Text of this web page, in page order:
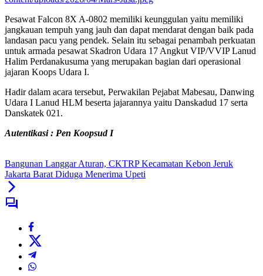
Pesawat Falcon 8X A-0802 memiliki keunggulan yaitu memiliki
jangkauan tempuh yang jauh dan dapat mendarat dengan baik pada
landasan pacu yang pendek. Selain itu sebagai penambah perkuatan
untuk armada pesawat Skadron Udara 17 Angkut VIP/VVIP Lanud
Halim Perdanakusuma yang merupakan bagian dari operasional
jajaran Koops Udara I.
Hadir dalam acara tersebut, Perwakilan Pejabat Mabesau, Danwing
Udara I Lanud HLM beserta jajarannya yaitu Danskadud 17 serta
Danskatek 021.
Autentikasi : Pen Koopsud I
Bangunan Langgar Aturan, CKTRP Kecamatan Kebon Jeruk
Jakarta Barat Diduga Menerima Upeti